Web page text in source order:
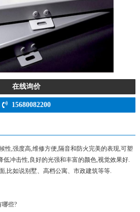
在线询价
15680082200
性,强度高,维修方便,隔音和防火完美的表现,可塑
低冲击性,良好的光强和丰富的颜色,视觉效果好.
,比如说别墅、高档公寓、市政建筑等等.
哪些?